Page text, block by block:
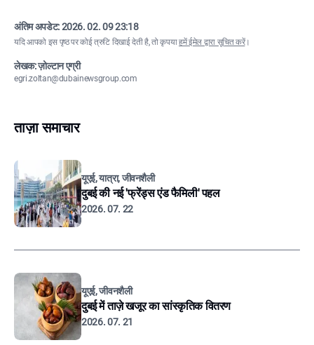
अंतिम अपडेट:2026. 02. 09 23:18
यदि आपको इस पृष्ठ पर कोई त्रुटि दिखाई देती है, तो कृपयाहमें ईमेल द्वारा सूचित करें।
लेखक: ज़ोल्टान एग्री
egri.zoltan@dubainewsgroup.com
ताज़ा समाचार
यूएई, यात्रा, जीवनशैली
दुबई की नई 'फ्रेंड्स एंड फैमिली' पहल
2026. 07. 22
यूएई, जीवनशैली
दुबई में ताज़े खजूर का सांस्कृतिक वितरण
2026. 07. 21